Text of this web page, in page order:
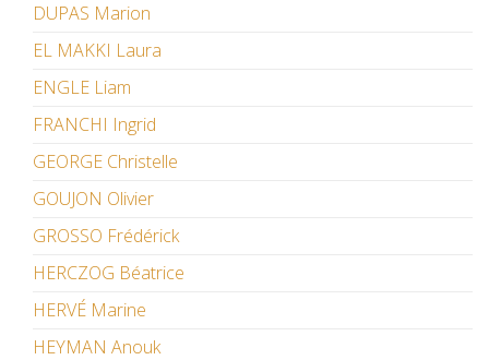
DUPAS Marion
EL MAKKI Laura
ENGLE Liam
FRANCHI Ingrid
GEORGE Christelle
GOUJON Olivier
GROSSO Frédérick
HERCZOG Béatrice
HERVÉ Marine
HEYMAN Anouk